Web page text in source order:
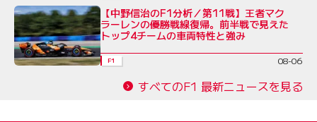
【中野信治のF1分析／第11戦】王者マク
ラーレンの優勝戦線復帰。前半戦で見えた
トップ4チームの車両特性と強み
F1 08-06
すべてのF1 最新ニュースを見る